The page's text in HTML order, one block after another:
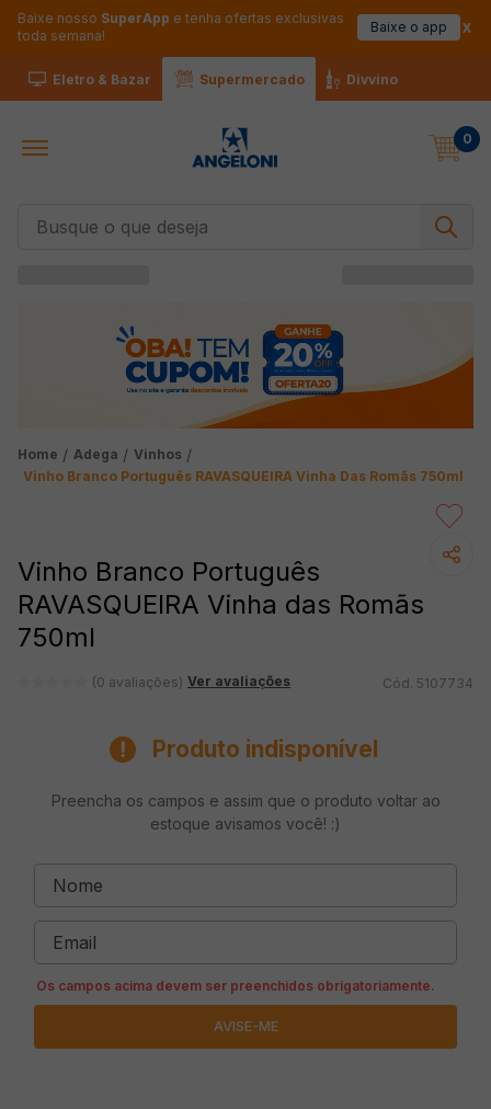
Baixe nosso SuperApp e tenha ofertas exclusivas
toda semana!
Baixe o app
Eletro & Bazar Supermercado Divvino
0
Adega
Vinhos
Vinho Branco Português RAVASQUEIRA Vinha Das Romãs 750ml
Vinho Branco Português
RAVASQUEIRA Vinha das Romãs
750ml
(0 avaliações) Ver avaliações 5107734
Produto indisponível
Preencha os campos e assim que o produto voltar ao
estoque avisamos você! :)